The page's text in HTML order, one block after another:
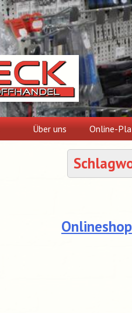
Über uns Online-
Onlineshop